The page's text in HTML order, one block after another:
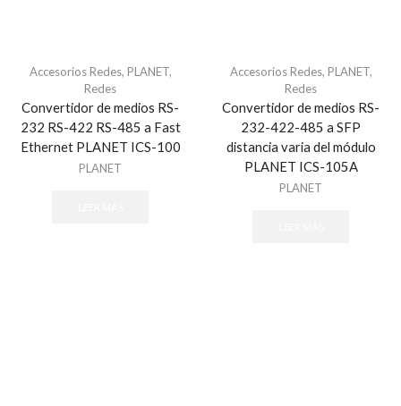
Accesorios Redes, PLANET,
Redes
Convertidor de medios RS-
232 RS-422 RS-485 a Fast
Ethernet PLANET ICS-100
PLANET
Accesorios Redes, PLANET,
Redes
Convertidor de medios RS-
232-422-485 a SFP
distancia varia del módulo
PLANET ICS-105A
PLANET